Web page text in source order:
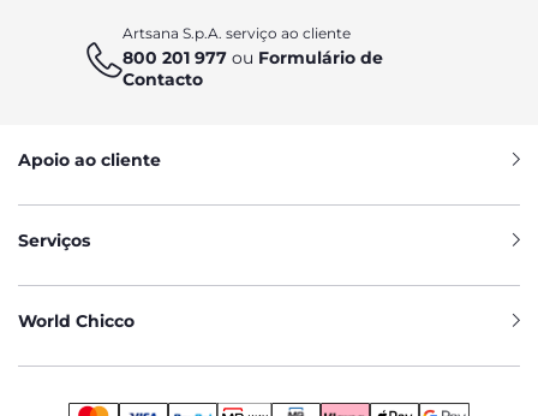
Artsana S.p.A. serviço ao cliente
800 201 977 ou Formulário de
Contacto
Apoio ao cliente
Serviços
World Chicco